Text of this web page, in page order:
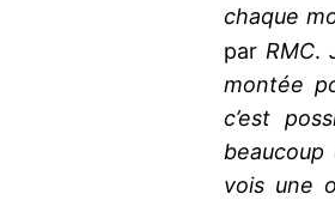
chaque
parRMC.
montée
c’est
vois une